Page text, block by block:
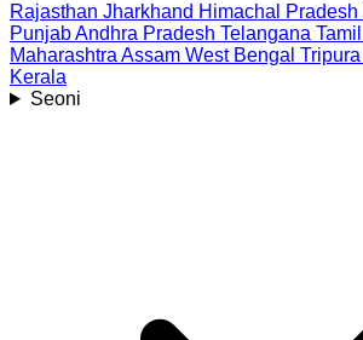
Rajasthan Jharkhand Himachal Pradesh
PunjabAndhra Pradesh Telangana
Maharashtra Assam West Bengal Tripura
Kerala
Seoni